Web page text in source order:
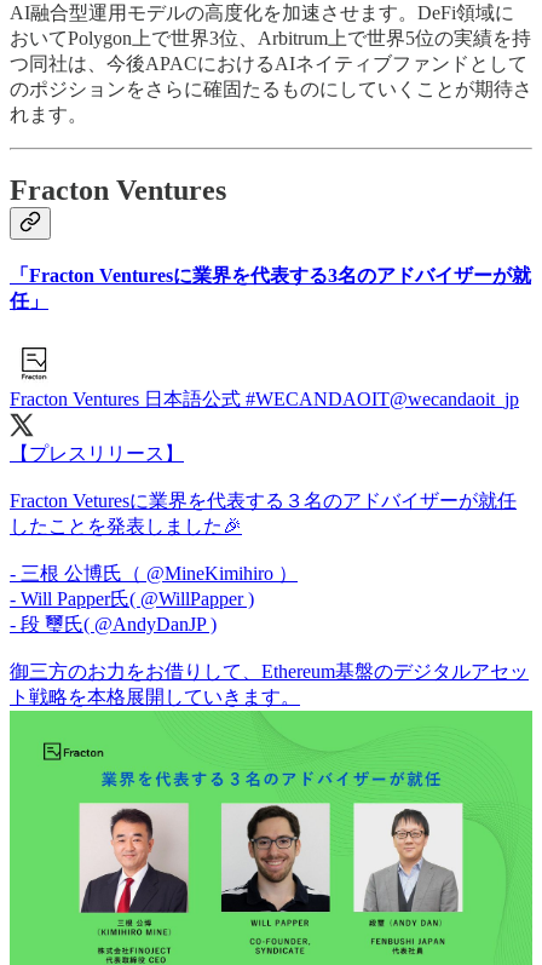
AI融合型運用モデルの高度化を加速させます。DeFi領域に
おいてPolygon上で世界3位、Arbitrum上で世界5位の実績を持
つ同社は、今後APACにおけるAIネイティブファンドとして
のポジションをさらに確固たるものにしていくことが期待さ
れます。
Fracton Ventures
「Fracton Venturesに業界を代表する3名のアドバイザーが就
任」
Fracton Ventures 日本語公式 #WECANDAOIT@wecandaoit_jp
【プレスリリース】
Fracton Veturesに業界を代表する３名のアドバイザーが就任
したことを発表しました🎉
- 三根 公博氏（ @MineKimihiro ）
- Will Papper氏( @WillPapper)
- 段 璽氏( @AndyDanJP)
御三方のお力をお借りして、Ethereum基盤のデジタルアセッ
ト戦略を本格展開していきます。